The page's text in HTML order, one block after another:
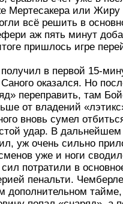
Мертесакера или
всё решить в
аж пять минут
пришлось игре
в первой 15-
оказался. Но
переправить, там
от владений
вновь сумел
удар. В
уж очень сильно
уже и ноги
сил потратили в
пенальти.
дополнительном